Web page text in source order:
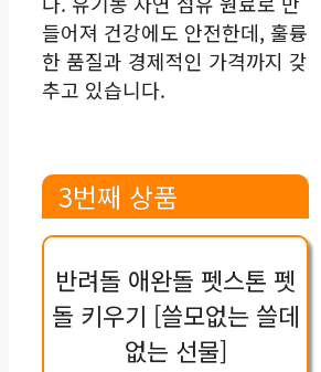
들어져 건강에도 안전한데, 훌륭
한 품질과 경제적인 가격까지 갖
추고 있습니다.
3번째 상품
반려돌 애완돌 펫스톤 펫
돌 키우기 [쓸모없는 쓸데
없는 선물]